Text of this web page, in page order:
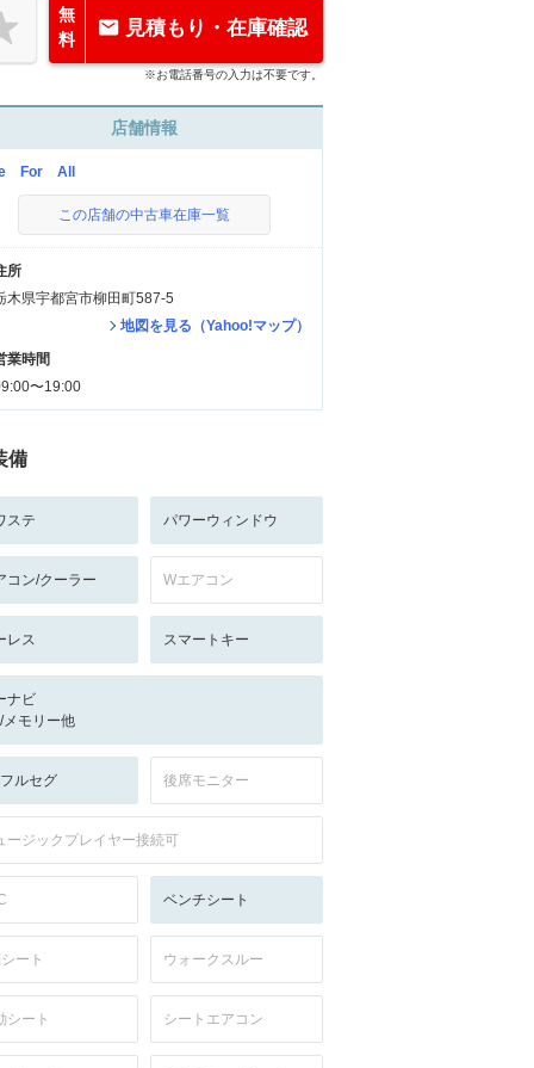
無
料
見積もり・在庫確認
※お電話番号の入力は不要です。
店舗情報
For All
この店舗の中古車在庫一覧
所
木県宇都宮市柳田町587-5
地図を見る（Yahoo!マップ）
業時間
〜19:00
備
ステ パワーウィンドウ
コン/クーラー Wエアコン
レス スマートキー
ナビ
メモリー他
ルセグ 後席モニター
ージックプレイヤー接続可
ベンチシート
ート ウォークスルー
シート シートエアコン